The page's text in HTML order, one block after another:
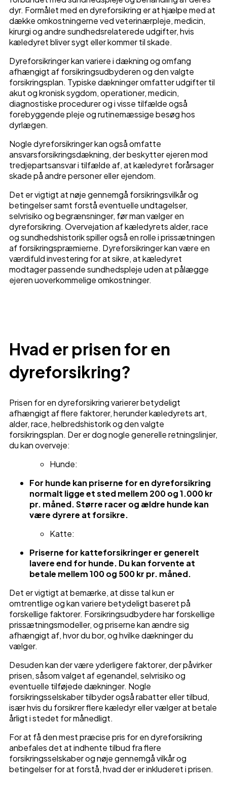
dyr. Formålet med en dyreforsikring er at hjælpe med at
dække omkostningerne ved veterinærpleje, medicin,
kirurgi og andre sundhedsrelaterede udgifter, hvis
kæledyret bliver sygt eller kommer til skade.
Dyreforsikringer kan variere i dækning og omfang
afhængigt af forsikringsudbyderen og den valgte
forsikringsplan. Typiske dækninger omfatter udgifter til
akut og kronisk sygdom, operationer, medicin,
diagnostiske procedurer og i visse tilfælde også
forebyggende pleje og rutinemæssige besøg hos
dyrlægen.
Nogle dyreforsikringer kan også omfatte
ansvarsforsikringsdækning, der beskytter ejeren mod
tredjepartsansvar i tilfælde af, at kæledyret forårsager
skade på andre personer eller ejendom.
Det er vigtigt at nøje gennemgå forsikringsvilkår og
betingelser samt forstå eventuelle undtagelser,
selvrisiko og begrænsninger, før man vælger en
dyreforsikring. Overvejation af kæledyrets alder, race
og sundhedshistorik spiller også en rolle i prissætningen
af forsikringspræmierne. Dyreforsikringer kan være en
værdifuld investering for at sikre, at kæledyret
modtager passende sundhedspleje uden at pålægge
ejeren uoverkommelige omkostninger.
Hvad er prisen for en
dyreforsikring?
Prisen for en dyreforsikring varierer betydeligt
afhængigt af flere faktorer, herunder kæledyrets art,
alder, race, helbredshistorik og den valgte
forsikringsplan. Der er dog nogle generelle retningslinjer,
du kan overveje:
Hunde:
For hunde kan priserne for en dyreforsikring
normalt ligge et sted mellem 200 og 1.000 kr
pr. måned. Større racer og ældre hunde kan
være dyrere at forsikre.
Katte:
Priserne for katteforsikringer er generelt
lavere end for hunde. Du kan forvente at
betale mellem 100 og 500 kr pr. måned.
Det er vigtigt at bemærke, at disse tal kun er
omtrentlige og kan variere betydeligt baseret på
forskellige faktorer. Forsikringsudbydere har forskellige
prissætningsmodeller, og priserne kan ændre sig
afhængigt af, hvor du bor, og hvilke dækninger du
vælger.
Desuden kan der være yderligere faktorer, der påvirker
prisen, såsom valget af egenandel, selvrisiko og
eventuelle tilføjede dækninger. Nogle
forsikringsselskaber tilbyder også rabatter eller tilbud,
især hvis du forsikrer flere kæledyr eller vælger at betale
årligt i stedet for månedligt.
For at få den mest præcise pris for en dyreforsikring
anbefales det at indhente tilbud fra flere
forsikringsselskaber og nøje gennemgå vilkår og
betingelser for at forstå, hvad der er inkluderet i prisen.